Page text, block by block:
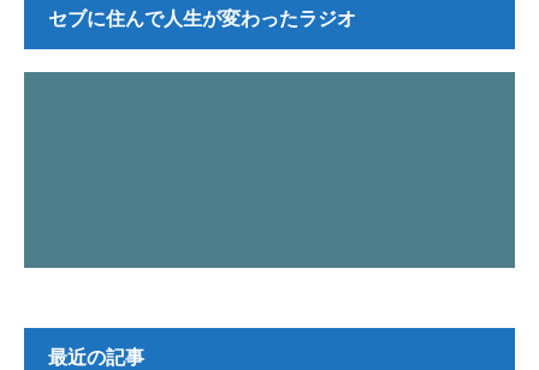
セブに住んで人生が変わったラジオ
最近の記事